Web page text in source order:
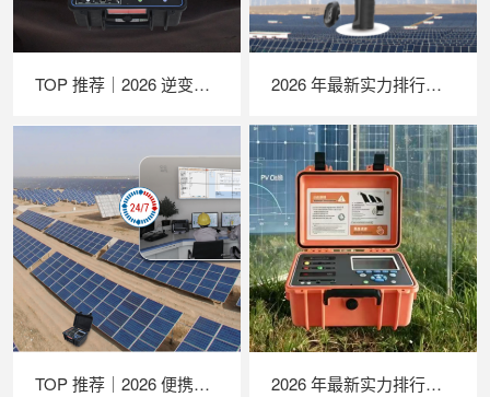
TOP 推荐｜2026 逆变器综合测试仪厂家推荐，苏州 LAILX LX‑PE93 深度解析 2026 年最新实力排行｜苏州 LAILX LX‑F300 手持红外热成像仪深度测评
TOP 推荐｜2026 便携式 EL 检测仪厂家推荐，苏州 LAILX LXG30 深度解析 2026 年最新实力排行｜苏州 LAILX LX‑PV32 便携式 IV 测试仪深度测评